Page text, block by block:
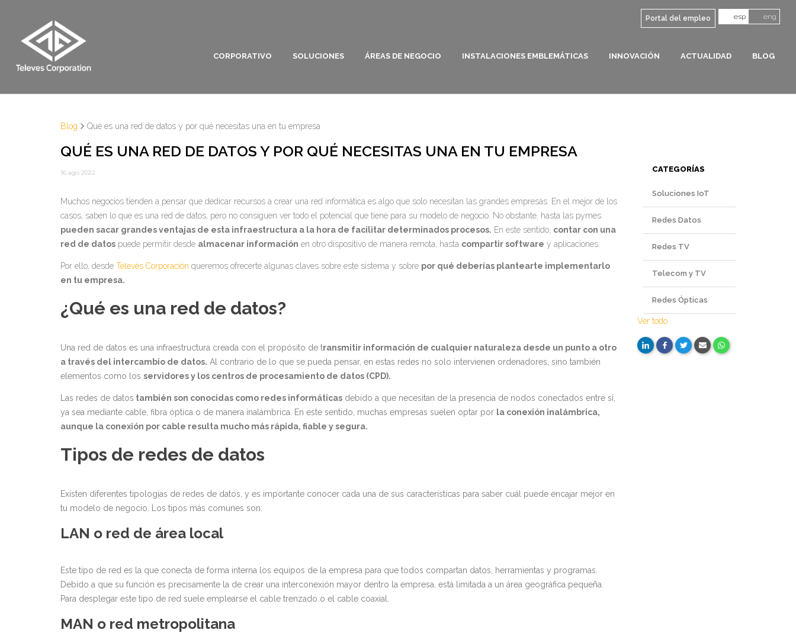
Portal del empleo esp eng
CORPORATIVO SOLUCIONES ÁREAS DE NEGOCIO INSTALACIONES EMBLEMÁTICAS INNOVACIÓN ACTUALIDAD BLOG
Blog Qué es una red de datos y por qué necesitas una en tu empresa
QUÉ ES UNA RED DE DATOS Y POR QUÉ NECESITAS UNA EN TU EMPRESA
16 ago 2022
Muchos negocios tienden a pensar que dedicar recursos a crear una red informática es algo que solo necesitan las grandes empresas. En el mejor de los
casos, saben lo que es una red de datos, pero no consiguen ver todo el potencial que tiene para su modelo de negocio. No obstante, hasta las pymes
pueden sacar grandes ventajas de esta infraestructura a la hora de facilitar determinados procesos. En este sentido, contar con una
red de datos puede permitir desde almacenar información en otro dispositivo de manera remota, hasta compartir software y aplicaciones.
Por ello, desde Televés Corporación queremos ofrecerte algunas claves sobre este sistema y sobre por qué deberías plantearte implementarlo
en tu empresa.
¿Qué es una red de datos?
Una red de datos es una infraestructura creada con el propósito de transmitir información de cualquier naturaleza desde un punto a otro
a través del intercambio de datos. Al contrario de lo que se pueda pensar, en estas redes no solo intervienen ordenadores, sino también
elementos como los servidores y los centros de procesamiento de datos (CPD).
Las redes de datos también son conocidas como redes informáticas debido a que necesitan de la presencia de nodos conectados entre sí,
ya sea mediante cable, fibra óptica o de manera inalámbrica. En este sentido, muchas empresas suelen optar por la conexión inalámbrica,
aunque la conexión por cable resulta mucho más rápida, fiable y segura.
Tipos de redes de datos
Existen diferentes tipologías de redes de datos, y es importante conocer cada una de sus características para saber cuál puede encajar mejor en
tu modelo de negocio. Los tipos más comunes son:
LAN o red de área local
Este tipo de red es la que conecta de forma interna los equipos de la empresa para que todos compartan datos, herramientas y programas.
Debido a que su función es precisamente la de crear una interconexión mayor dentro la empresa, está limitada a un área geográfica pequeña.
Para desplegar este tipo de red suele emplearse el cable trenzado o el cable coaxial.
MAN o red metropolitana
CATEGORÍAS
Soluciones IoT
Redes Datos
Redes TV
Telecom y TV
Redes Ópticas
Ver todo